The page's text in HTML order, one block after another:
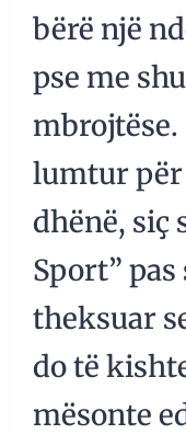
bërë një
pse me
lumtur për
dhënë, siç
Sport”
theksuar
do të
mësonte